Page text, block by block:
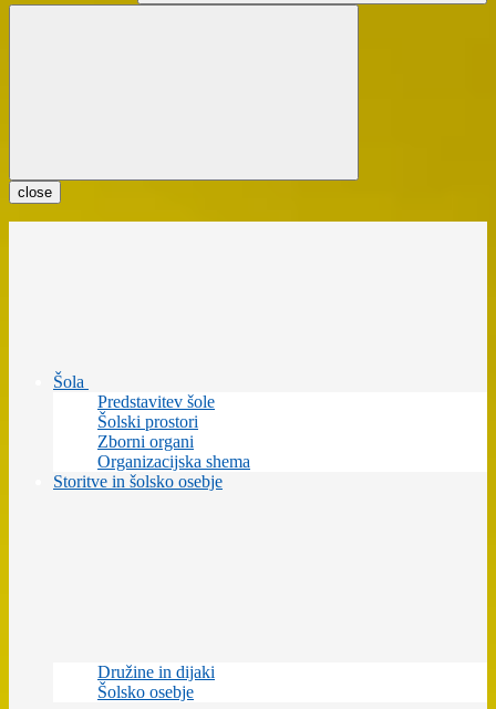
close
Šola
Predstavitev šole
Šolski prostori
Zborni organi
Organizacijska shema
Storitve in šolsko osebje
Družine in dijaki
Šolsko osebje